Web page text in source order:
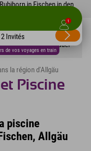
1
de vos voyages en train
2 Invités
la région d'Allgäu
Piscine
piscine
Allgäu